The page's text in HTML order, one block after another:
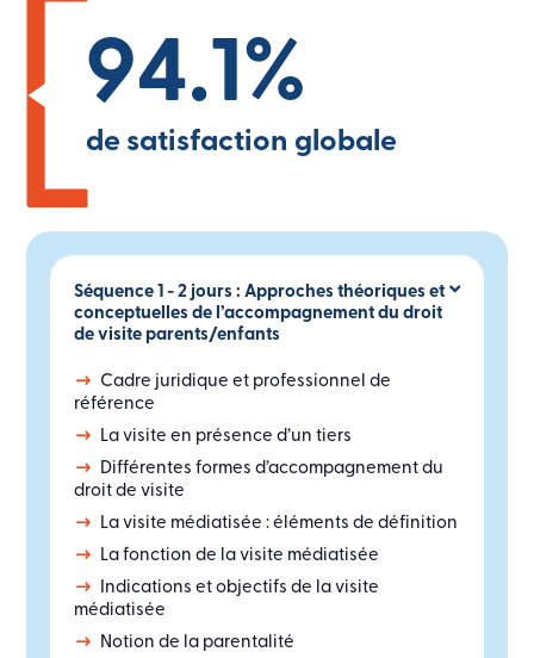
94.1%
de satisfaction globale
Séquence 1 - 2 jours : Approches théoriques et
conceptuelles de l’accompagnement du droit
de visite parents/enfants
Cadre juridique et professionnel de
référence
La visite en présence d’un tiers
Différentes formes d’accompagnement du
droit de visite
La visite médiatisée : éléments de définition
La fonction de la visite médiatisée
Indications et objectifs de la visite
médiatisée
Notion de la parentalité